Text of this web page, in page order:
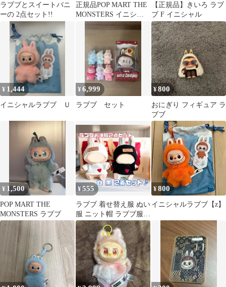
ラブブとスイートバニ
ーの 2点セット!!
正規品POP MART THE
MONSTERS イニシャ
ルラブブ まとめ売り
【正規品】きいろ ラブ
ブ F イニシャル
¥ 1,444
イニシャルラブブ Ｕ
¥6,999
ラブブ セット
¥800
おにぎり フィギュア ラ
ブブ
¥ 1,500
POP MART THE
MONSTERS ラブブ
¥555
ラブブ 着せ替え服 ぬい
服 ニット帽 ラブブ服
ぬいぐるみ洋服 2点セ
ット
¥800
イニシャルラブブ【z】